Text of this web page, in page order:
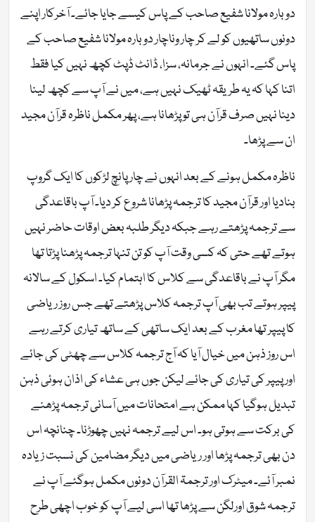
دوبارہ مولانا شفیع صاحب کے پاس کیسے جایا جائے۔ آخرکار اپنے
دونوں ساتھیوں کو لے کر چار وناچار دوبارہ مولانا شفیع صاحب کے
پاس گئے۔ انہوں نے جرمانہ، سزا، ڈانٹ ڈپٹ کچھ نہیں کیا فقط
اتنا کہا کہ یہ طریقہ ٹھیک نہیں ہے، میں نے آپ سے کچھ لینا
دینا نہیں صرف قرآن ہی تو پڑھانا ہے، پھر مکمل ناظرہ قرآن مجید
ان سے پڑھا۔
ناظرہ مکمل ہونے کے بعد انہوں نے چار پانچ لڑکوں کا ایک گروپ
بنادیا اور قرآن مجید کا ترجمہ پڑھانا شروع کر دیا۔ آپ باقاعدگی
سے ترجمہ پڑھتے رہے جبکہ دیگر طلبہ بعض اوقات حاضر نہیں
ہوتے تھے حتی کہ کسی وقت آپ کو تن تنہا ترجمہ پڑھنا پڑتا تھا
مگر آپ نے باقاعدگی سے کلاس کا اہتمام کیا۔ اسکول کے سالانہ
پیپر ہوتے تب بھی آپ ترجمہ کلاس پڑھتے تھے جس روز ریاضی
کا پیپر تھا مغرب کے بعد ایک ساتھی کے ساتھ تیاری کرتے رہے
اس روز ذہن میں خیال آیا کہ آج ترجمہ کلاس سے چھٹی کی جائے
اور پیپر کی تیاری کی جائے لیکن جوں ہی عشاء کی اذان ہوئی ذہن
تبدیل ہوگیا کہا ممکن ہے امتحانات میں آسانی ترجمہ پڑھنے
کی برکت سے ہوتی ہو۔ اس لیے ترجمہ نہیں چھوڑنا۔ چنانچہ اس
دن بھی ترجمہ پڑھا اور ریاضی میں دیگر مضامین کی نسبت زیادہ
نمبر آئے۔ میٹرک اور ترجمۃ القرآن دونوں مکمل ہوگئے آپ نے
ترجمہ شوق اورلگن سے پڑھا تھا اسی لیے آپ کو خوب اچھی طرح